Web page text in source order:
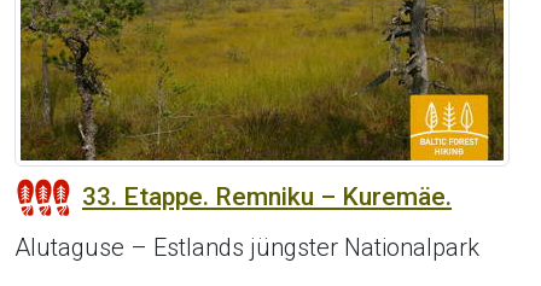
33. Etappe. Remniku – Kuremäe.
Alutaguse – Estlands jüngster Nationalpark